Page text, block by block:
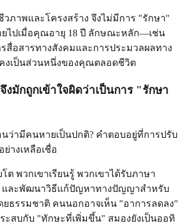
วภาพและโครงสร้าง จึงไม่มีการ "รักษา"
ไปเมื่อคุณอายุ 18 ปี ลักษณะหลัก—เช่น
สื่อสารทางสังคมและการประมวลผลทาง
งเป็นส่วนหนึ่งของคุณตลอดชีวิต
งมักถูกเข้าใจผิดว่าเป็นการ "รักษา
ว่ามีคนหายเป็นปกติ? คำตอบอยู่ที่การปรับ
างเหลือเชื่อ
ต พวกเขาเรียนรู้ พวกเขาได้รับภาษา
และพัฒนาวิธีแก้ปัญหาทางปัญญาสำหรับ
ยธรรมชาติ คนนอกอาจเห็น "อาการลดลง"
สบกับ "ทักษะที่เพิ่มขึ้น" สมองยังเป็นออทิ